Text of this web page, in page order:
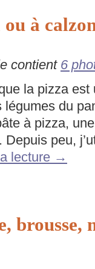
ou à
contient 6
la pizza
légumes du
à pizza,
Depuis peu,
lecture →
brousse,